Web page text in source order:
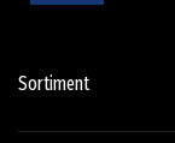
Sortiment